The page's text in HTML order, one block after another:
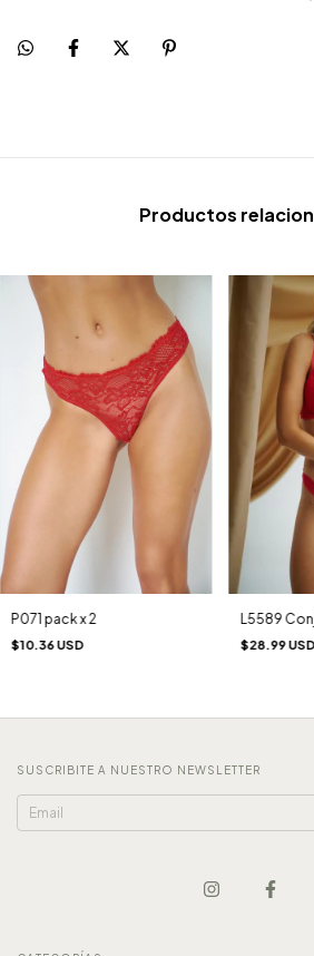
Productos
P071 pack x 2
$10.36 USD
L5589
$28.99 USD
SUSCRIBITE A NUESTRO NEWSLETTER